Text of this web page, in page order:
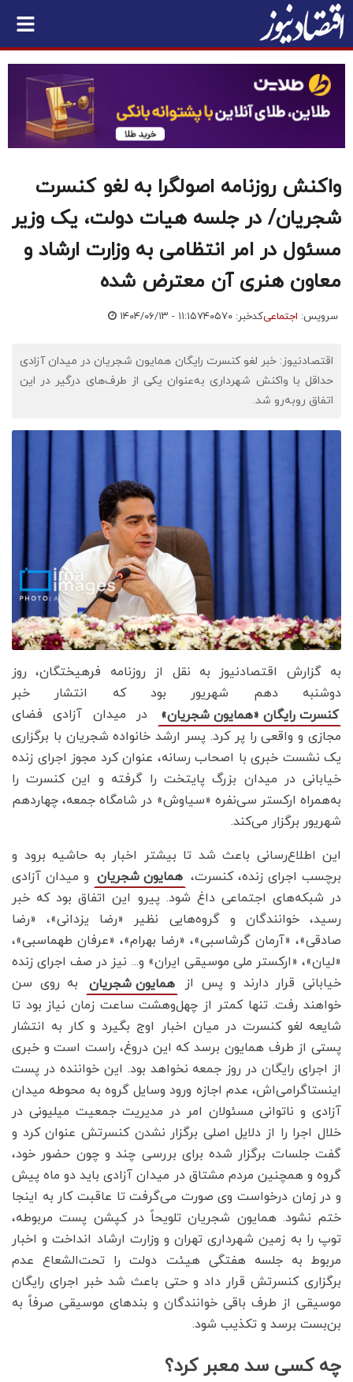
واکنش روزنامه اصولگرا به لغو کنسرت
شجریان/ در جلسه هیات دولت، یک وزیر
مسئول در امر انتظامی به وزارت ارشاد و
معاون هنری آن معترض شده
سرویس: اجتماعیکدخبر: ۷۴۰۵۷۰ ۱۴۰۴/۰۶/۱۳ - ۱۱:۱۵
اقتصادنیوز: خبر لغو کنسرت رایگان همایون شجریان در میدان آزادی
حداقل با واکنش شهرداری به‌عنوان یکی از طرف‌های درگیر در این
اتفاق روبه‌رو شد.
به گزارش اقتصادنیوز به نقل از روزنامه فرهیختگان، روز
دوشنبه دهم شهریور بود که انتشار خبر
کنسرت رایگان «همایون شجریان»
در میدان آزادی فضای
مجازی و واقعی را پر کرد. پسر ارشد خانواده شجریان با برگزاری
یک نشست خبری با اصحاب رسانه، عنوان کرد مجوز اجرای زنده
خیابانی در میدان بزرگ پایتخت را گرفته و این کنسرت را
به‌همراه ارکستر سی‌نفره «سیاوش» در شامگاه جمعه، چهاردهم
شهریور برگزار می‌کند.
این اطلاع‌رسانی باعث شد تا بیشتر اخبار به حاشیه برود و
برچسب اجرای زنده، کنسرت، همایون شجریان و میدان آزادی
در شبکه‌های اجتماعی داغ شود. پیرو این اتفاق بود که خبر
رسید، خوانندگان و گروه‌هایی نظیر «رضا یزدانی»، «رضا
صادقی»، «آرمان گرشاسبی»، «رضا بهرام»، «عرفان طهماسبی»،
«لیان»، «ارکستر ملی موسیقی ایران» و... نیز در صف اجرای زنده
خیابانی قرار دارند و پس از
همایون شجریان
به روی سن
خواهند رفت. تنها کمتر از چهل‌وهشت ساعت زمان نیاز بود تا
شایعه لغو کنسرت در میان اخبار اوج بگیرد و کار به انتشار
پستی از طرف همایون برسد که این دروغ، راست است و خبری
از اجرای رایگان در روز جمعه نخواهد بود. این خواننده در پست
اینستاگرامی‌اش، عدم اجازه ورود وسایل گروه به محوطه میدان
آزادی و ناتوانی مسئولان امر در مدیریت جمعیت میلیونی در
خلال اجرا را از دلایل اصلی برگزار نشدن کنسرتش عنوان کرد و
گفت جلسات برگزار شده برای بررسی چند و چون حضور خود،
گروه و همچنین مردم مشتاق در میدان آزادی باید دو ماه پیش
و در زمان درخواست وی صورت می‌گرفت تا عاقبت کار به اینجا
ختم نشود. همایون شجریان تلویحاً در کپشن پست مربوطه،
توپ را به زمین شهرداری تهران و وزارت ارشاد انداخت و اخبار
مربوط به جلسه هفتگی هیئت دولت را تحت‌الشعاع عدم
برگزاری کنسرتش قرار داد و حتی باعث شد خبر اجرای رایگان
موسیقی از طرف باقی خوانندگان و بند‌های موسیقی صرفاً به
بن‌بست برسد و تکذیب شود.
چه کسی سد معبر کرد؟